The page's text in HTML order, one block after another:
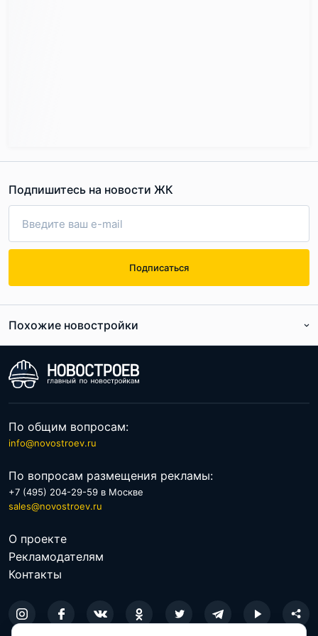
году.
Район и его инфраструктура
Местоположение ЖК «Sreda» назвать спокойным нельзя
Соответственно, об экологии тоже лучше не говорить:
сама территория комплекса – бывшая «промка», которой
понадобилась рекультивация. Кожуховский лесопарк
«лёгкими» для района не назовёшь – он слишком далеко,
в 2 километрах. Но такова жизнь в столице:
потенциальным покупателям, сетующим на состояние
поехать жить куда-нибудь на Урал.
Подпишитесь на новости ЖК
Подписаться
Похожие новостройки
По общим вопросам:
info@novostroev.ru
По вопросам размещения рекламы:
+7 (495) 204-29-59 в Москве
sales@novostroev.ru
О проекте
Рекламодателям
Контакты